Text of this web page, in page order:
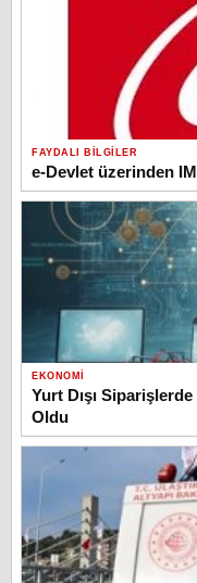
FAYDALI BILGILER
e-Devlet üzerinden
EKONOMI
Yurt Dışı
Oldu